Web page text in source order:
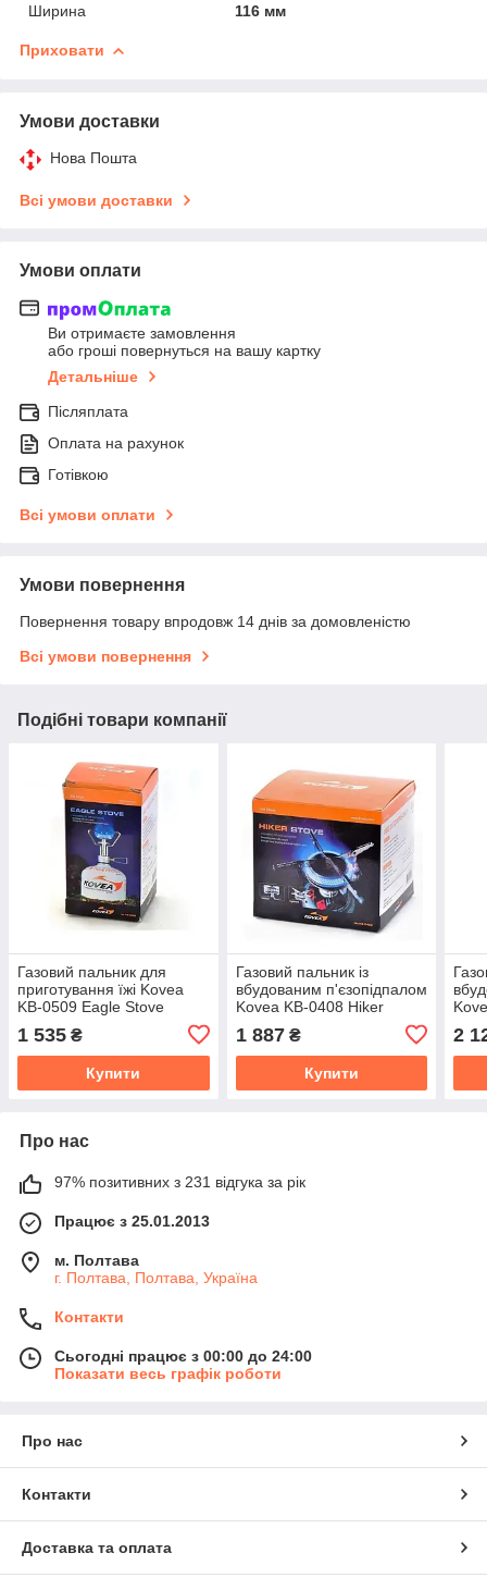
Ширина
116 мм
Приховати
Умови доставки
Нова Пошта
Всі умови доставки
Умови оплати
Ви отримаєте замовлення
або гроші повернуться на вашу картку
Детальніше
Післяплата
Оплата на рахунок
Готівкою
Всі умови оплати
Умови повернення
Повернення товару впродовж 14 днів за домовленістю
Всі умови повернення
Подібні товари компанії
Газовий пальник для
приготування їжі Kovea
KB-0509 Eagle Stove
1 535 ₴
Купити
Газовий пальник із
вбудованим п'єзопідпалом
Kovea KB-0408 Hiker
1 887₴
Купити
2
Про нас
97% позитивних з 231 відгука за рік
Працює з 25.01.2013
м. Полтава
г. Полтава, Полтава, Україна
Контакти
Сьогодні працює з 00:00 до 24:00
Показати весь графік роботи
Про нас
Контакти
Доставка та оплата